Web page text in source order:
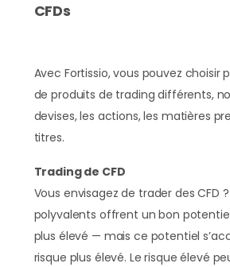
CFDs
Avec Fortissio, vous pouvez choisir
de produits de trading différents,
devises, les actions, les matières
titres.
Trading de CFD
Vous envisagez de trader des CFD
polyvalents offrent un bon
plus élevé — mais ce potentiel
risque plus élevé. Le risque élevé